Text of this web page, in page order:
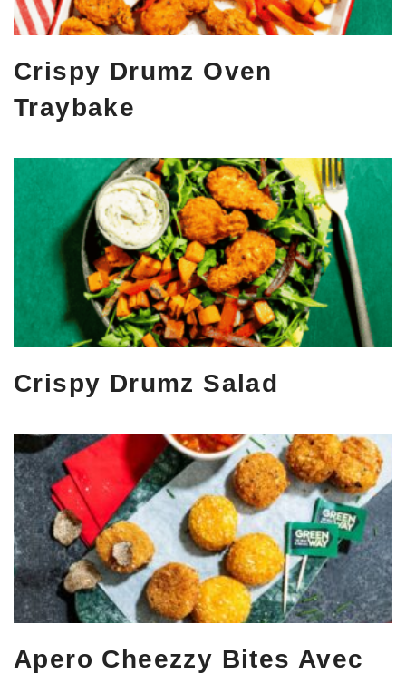
Crispy Drumz Oven
Traybake
Crispy Drumz Salad
Apero Cheezzy Bites Avec